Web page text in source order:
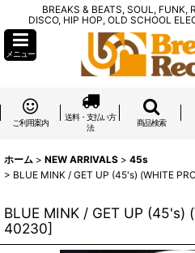
BREAKS & BEATS, SOUL, FUNK,
DISCO, HIP HOP, OLD SCHOOL
メニュー
ご利用案内
送料・支払い方
法
商品検索
ホーム > NEW ARRIVALS > 45s
> BLUE MINK / GET UP (45's) (WHITE
BLUE MINK / GET UP (45's)
40230]